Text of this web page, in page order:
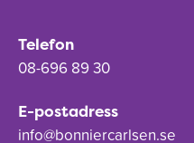
Telefon
08-696 89 30
E-postadress
info@bonniercarlsen.se